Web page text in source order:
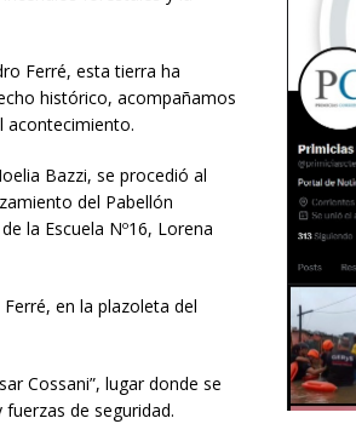
Ferré, esta tierra ha
histórico, acompañamos
acontecimiento.
Bazzi, se procedió al
del Pabellón
la Escuela Nº16, Lorena
en la plazoleta del
Cossani”, lugar donde se
de seguridad.